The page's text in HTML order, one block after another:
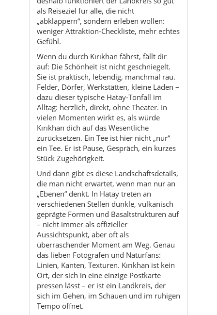
Wenn du durch Kırıkhan fährst, fällt dir
auf: Die Schönheit ist nicht geschniegelt.
Sie ist praktisch, lebendig, manchmal rau.
Felder, Dörfer, Werkstätten, kleine Läden –
dazu dieser typische Hatay-Tonfall im
Alltag: herzlich, direkt, ohne Theater. In
vielen Momenten wirkt es, als würde
Kırıkhan dich auf das Wesentliche
zurücksetzen. Ein Tee ist hier nicht „nur“
ein Tee. Er ist Pause, Gespräch, ein kurzes
Stück Zugehörigkeit.
Und dann gibt es diese Landschaftsdetails,
die man nicht erwartet, wenn man nur an
„Ebenen“ denkt. In Hatay treten an
verschiedenen Stellen dunkle, vulkanisch
geprägte Formen und Basaltstrukturen auf
– nicht immer als offizieller
Aussichtspunkt, aber oft als
überraschender Moment am Weg. Genau
das lieben Fotografen und Naturfans:
Linien, Kanten, Texturen. Kırıkhan ist kein
Ort, der sich in eine einzige Postkarte
pressen lässt – er ist ein Landkreis, der
sich im Gehen, im Schauen und im ruhigen
Tempo öffnet.
Kulturell ist Kırıkhan Teil der großen Hatay-
Erzählung – und doch eigen. Hatay ist
bekannt für Vielfalt, Küche, Wärme. In
Kırıkhan ist das oft bodenständiger,
alltagsnäher. Man begegnet dir nicht als